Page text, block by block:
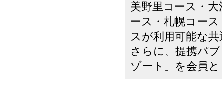
美野里コース・
ース・札幌コー
スが利用可能な
さらに、提携パ
ゾート」を会員